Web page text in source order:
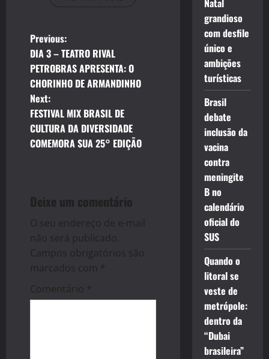
P
o
s
t
n
v
i
g
a
t
Previous:
DIA 3 – TEATRO RIVAL
PETROBRAS APRESENTA: O
CHORINHO DE ARMANDINHO
Next:
FESTIVAL MIX BRASIL DE
CULTURA DA DIVERSIDADE
COMEMORA SUA 25° EDIÇÃO
Deixe um comentário
O seu endereço de e-mail
não será publicado.
Campos obrigatórios são
marcados com *
Comentário *
Natal
grandioso
com desfile
único e
ambições
turísticas
Brasil
debate
inclusão da
vacina
contra
meningite
B no
calendário
oficial do
SUS
Quando o
litoral se
veste de
metrópole:
dentro da
“Dubai
brasileira”